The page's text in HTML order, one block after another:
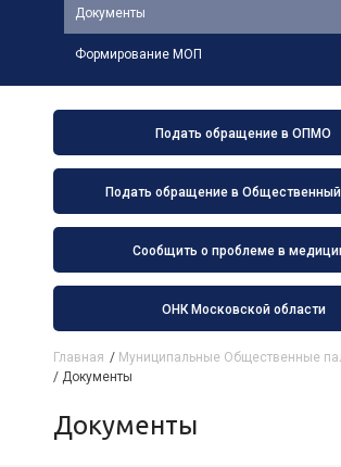
Подать обращение в ОПМО
Подать обращение в
Сообщить о проблеме в
ОНК Московской области
Документы
Формирование МОП
Главная / Муниципальные Общественные
/ Документы
Документы